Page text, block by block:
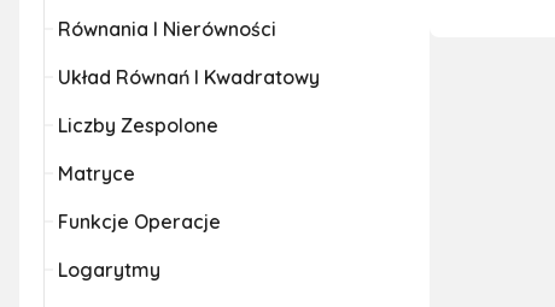
Równania I Nierówności
Układ Równań I Kwadratowy
Liczby Zespolone
Matryce
Funkcje Operacje
Logarytmy